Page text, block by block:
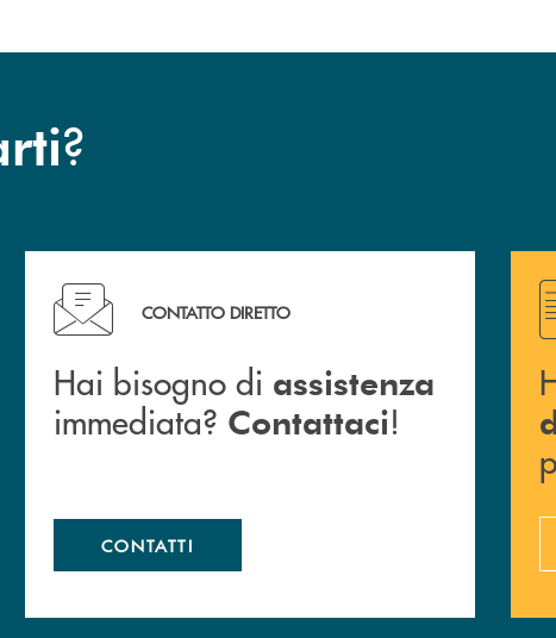
?
Hai bisogno di assistenza immediata? Contattaci !
CONTATTO DIRETTO
Hai bisogno di assistenza
immediata? Contattaci!
CONTATTI